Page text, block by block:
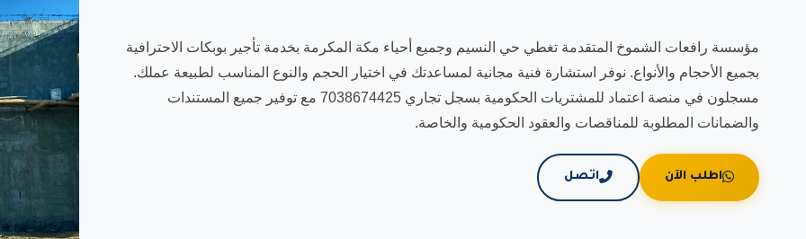
مؤسسة رافعات الشموخ المتقدمة تغطي حي النسيم وجميع أحياء مكة المكرمة بخدمة تأجير بوبكات الاحترافية
بجميع الأحجام والأنواع. نوفر استشارة فنية مجانية لمساعدتك في اختيار الحجم والنوع المناسب لطبيعة عملك.
مسجلون في منصة اعتماد للمشتريات الحكومية بسجل تجاري 7038674425 مع توفير جميع المستندات
والضمانات المطلوبة للمناقصات والعقود الحكومية والخاصة.
اطلب الآن اتصل